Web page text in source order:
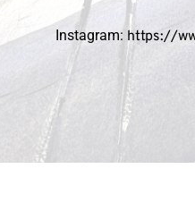
Instagram: https://